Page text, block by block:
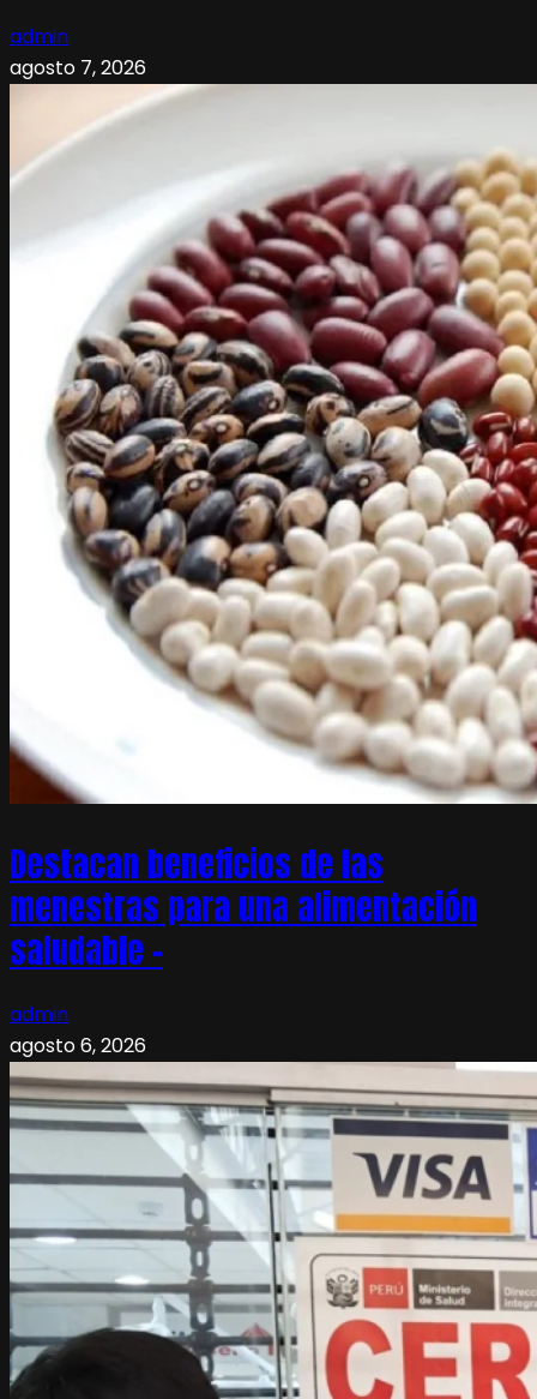
admin
agosto 7, 2026
Destacan beneficios de las
menestras para una alimentación
saludable –
admin
agosto 6, 2026